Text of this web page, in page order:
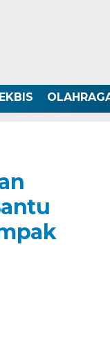
EKBIS